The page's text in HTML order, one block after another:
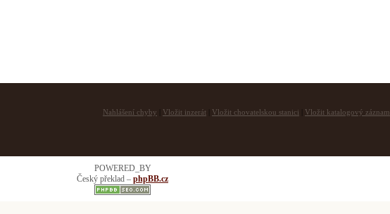
Nahlášení chyby Vložit inzerát Vložit chovatelskou stanici Vložit katalogový záznam
POWERED_BY
Český překlad – phpBB.cz